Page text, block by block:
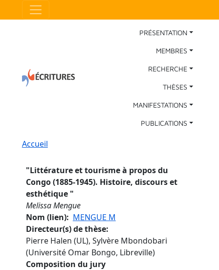
Aller au contenu principal
Main Navigation
PRÉSENTATION
MEMBRES
RECHERCHE
THÈSES
MANIFESTATIONS
PUBLICATIONS
Fil d'Ariane
Accueil
"Littérature et tourisme à propos du
Congo (1885-1945). Histoire, discours et
esthétique"
Melissa Mengue
Nom (lien)
MENGUE M
Directeur(s) de thèse
Pierre Halen (UL), Sylvère Mbondobari
(Université Omar Bongo, Libreville)
Composition du jury
Panneau de gestion des cookies